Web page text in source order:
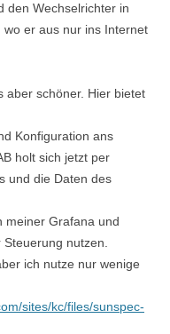
den Wechselrichter in
er aus nur ins Internet
aber schöner. Hier bietet
Konfiguration ans
holt sich jetzt per
und die Daten des
meiner Grafana und
nutzen.
ich nutze nur wenige
sites/kc/files/sunspec-